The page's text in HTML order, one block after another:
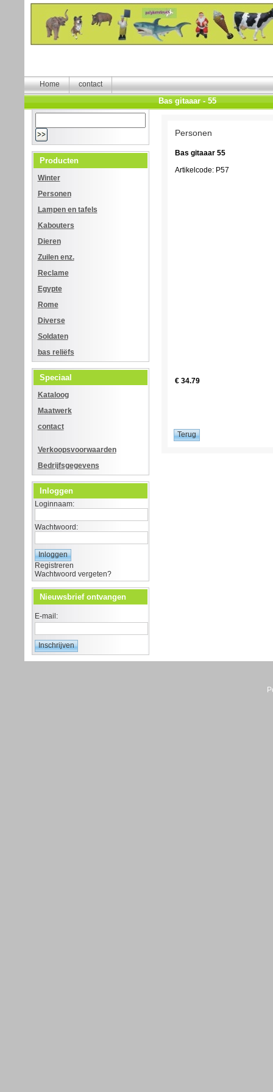
Home contact
Producten
Winter
Personen
Lampen en tafels
Kabouters
Dieren
Zuilen enz.
Reclame
Egypte
Rome
Diverse
Soldaten
bas reliëfs
Speciaal
Kataloog
Maatwerk
contact
Verkoopsvoorwaarden
Bedrijfsgegevens
Inloggen
Loginnaam:
Wachtwoord:
Registreren
Wachtwoord vergeten?
Nieuwsbrief ontvangen
E-mail:
Bas gitaaar - 55
Personen
Bas gitaaar 55
Artikelcode: P57
€ 34.79